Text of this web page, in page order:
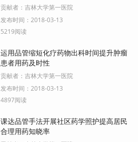
贡献者： 吉林大学第一医院
发布时间： 2018-03-13
5219阅读
运用品管缩短化疗药物出科时间提升肿瘤
患者用药及时性
贡献者： 吉林大学第一医院
发布时间： 2018-03-13
4897阅读
课达品管手法开展社区药学照护提高居民
合理用药知晓率